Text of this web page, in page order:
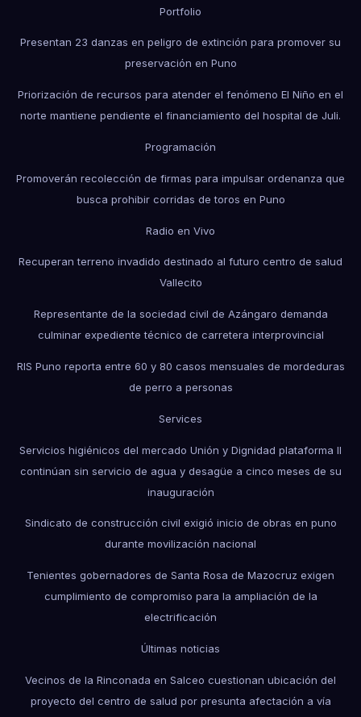
Portfolio
Presentan 23 danzas en peligro de extinción para promover su
preservación en Puno
Priorización de recursos para atender el fenómeno El Niño en el
norte mantiene pendiente el financiamiento del hospital de Juli.
Programación
Promoverán recolección de firmas para impulsar ordenanza que
busca prohibir corridas de toros en Puno
Radio en Vivo
Recuperan terreno invadido destinado al futuro centro de salud
Vallecito
Representante de la sociedad civil de Azángaro demanda
culminar expediente técnico de carretera interprovincial
RIS Puno reporta entre 60 y 80 casos mensuales de mordeduras
de perro a personas
Services
Servicios higiénicos del mercado Unión y Dignidad plataforma II
continúan sin servicio de agua y desagüe a cinco meses de su
inauguración
Sindicato de construcción civil exigió inicio de obras en puno
durante movilización nacional
Tenientes gobernadores de Santa Rosa de Mazocruz exigen
cumplimiento de compromiso para la ampliación de la
electrificación
Últimas noticias
Vecinos de la Rinconada en Salceo cuestionan ubicación del
proyecto del centro de salud por presunta afectación a vía